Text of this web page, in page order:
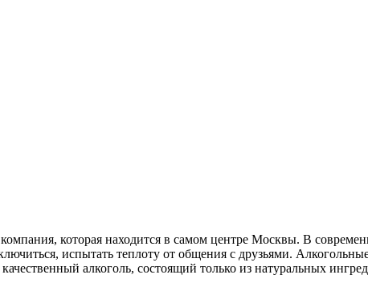
которая находится в самом центре Москвы. В
испытать теплоту от общения с друзьями.
алкоголь, состоящий только из натуральных